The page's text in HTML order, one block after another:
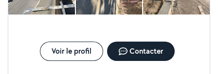
Voir le profil Contacter